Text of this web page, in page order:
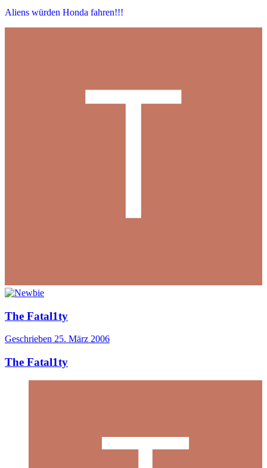
Aliens würden Honda fahren!!!
The Fatal1ty
Geschrieben 25. März 2006
The Fatal1ty